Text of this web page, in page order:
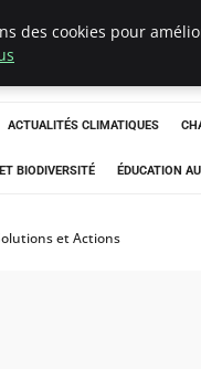
ACTUALITÉS CLIMATIQUES
BIODIVERSITÉ ÉDUCATION
et Actions
des cookies pour